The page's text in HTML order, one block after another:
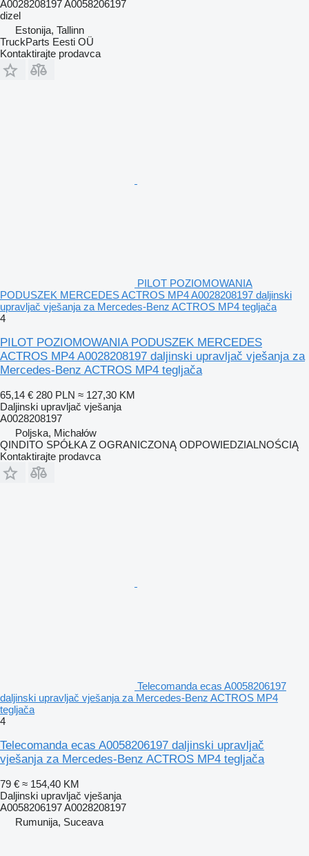
A0028208197 A0058206197
dizel
Estonija, Tallinn
TruckParts Eesti OÜ
Kontaktirajte prodavca
PILOT POZIOMOWANIA
PODUSZEK MERCEDES ACTROS MP4 A0028208197 daljinski
upravljač vješanja za Mercedes-Benz ACTROS MP4 tegljača
4
PILOT POZIOMOWANIA PODUSZEK MERCEDES
ACTROS MP4 A0028208197 daljinski upravljač vješanja za
Mercedes-Benz ACTROS MP4 tegljača
65,14 € 280 PLN ≈ 127,30 KM
Daljinski upravljač vješanja
A0028208197
Poljska, Michałów
QINDITO SPÓŁKA Z OGRANICZONĄ ODPOWIEDZIALNOŚCIĄ
Kontaktirajte prodavca
Telecomanda ecas A0058206197
daljinski upravljač vješanja za Mercedes-Benz ACTROS MP4
tegljača
4
Telecomanda ecas A0058206197 daljinski upravljač
vješanja za Mercedes-Benz ACTROS MP4 tegljača
79 € ≈ 154,40 KM
Daljinski upravljač vješanja
A0058206197 A0028208197
Rumunija, Suceava